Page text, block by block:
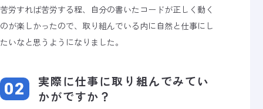
苦労すれば苦労する程、自分の書いたコードが正しく動く
のが楽しかったので、取り組んでいる内に自然と仕事にし
たいなと思うようになりました。
実際に仕事に取り組んでみてい
かがですか？